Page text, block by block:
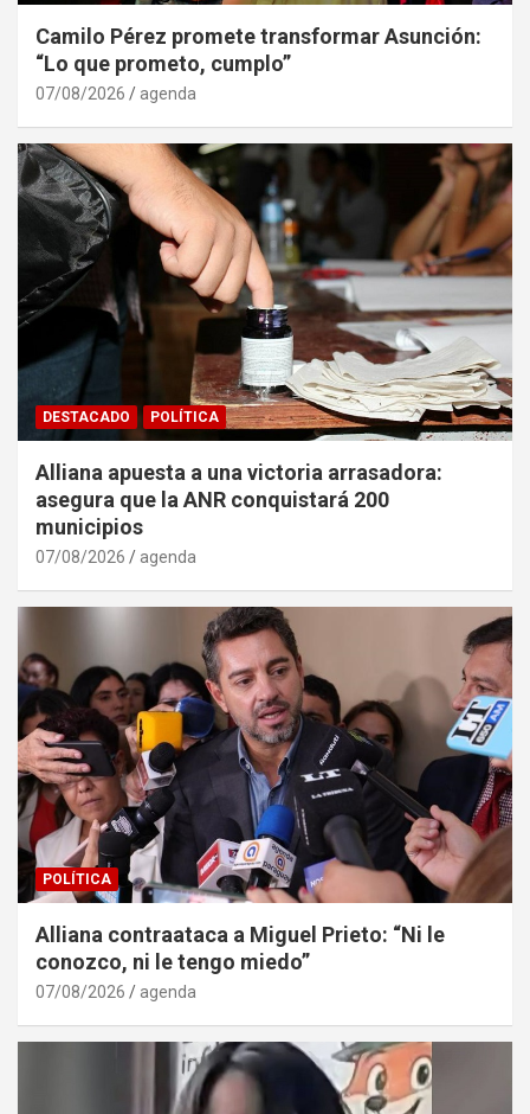
Camilo Pérez promete transformar Asunción:
“Lo que prometo, cumplo”
07/08/2026 agenda
DESTACADO POLÍTICA
Alliana apuesta a una victoria arrasadora:
asegura que la ANR conquistará 200
municipios
07/08/2026 agenda
POLÍTICA
Alliana contraataca a Miguel Prieto: “Ni le
conozco, ni le tengo miedo”
07/08/2026 agenda